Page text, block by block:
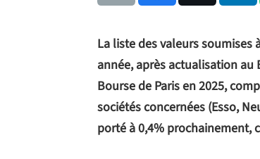
La liste des valeurs soumises
année, après actualisation au
Bourse de Paris en 2025,
sociétés concernées (Esso,
porté à 0,4% prochainement,